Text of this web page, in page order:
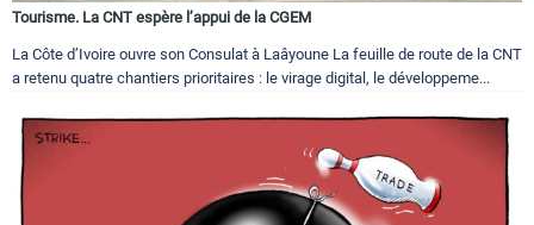
Tourisme. La CNT espère l’appui de la CGEM
La Côte d’Ivoire ouvre son Consulat à Laâyoune La feuille de route de la CNT
a retenu quatre chantiers prioritaires : le virage digital, le développeme...